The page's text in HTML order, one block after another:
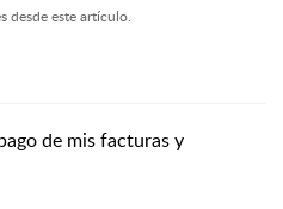
desde este artículo.
de mis facturas y